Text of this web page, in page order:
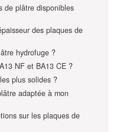
de plâtre disponibles
des plaques de
hydrofuge ?
NF et BA13 CE ?
plus solides ?
adaptée à mon
sur les plaques de